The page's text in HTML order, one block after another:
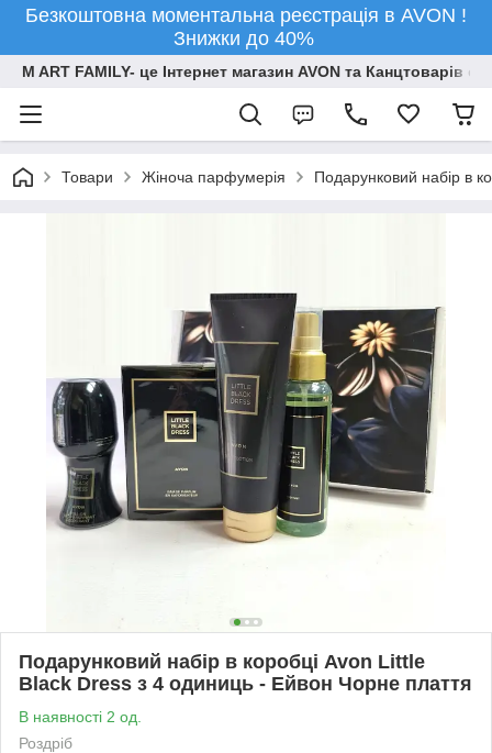
Безкоштовна моментальна реєстрація в AVON !
Знижки до 40%
M ART FAMILY- це Інтернет магазин AVON та Канцтоварів
Товари Жіноча парфумерія Подарунковий набір в
Подарунковий набір в коробці Avon Little
Black Dress з 4 одиниць - Ейвон Чорне плаття
В наявності 2 од.
Роздріб